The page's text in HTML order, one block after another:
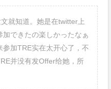
就知道。她是在twitter上
できたの楽しかったなぁ
加TRE实在太开心了，不
并没有发Offer给她，所